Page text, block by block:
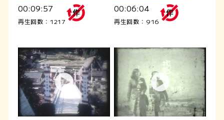
00:09:57
再生回数：1217
00:06:04
再生回数：916